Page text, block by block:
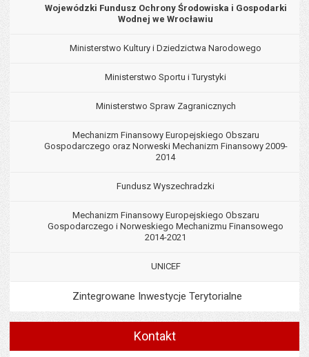
Wojewódzki Fundusz Ochrony Środowiska i Gospodarki
Wodnej we Wrocławiu
Ministerstwo Kultury i Dziedzictwa Narodowego
Ministerstwo Sportu i Turystyki
Ministerstwo Spraw Zagranicznych
Mechanizm Finansowy Europejskiego Obszaru
Gospodarczego oraz Norweski Mechanizm Finansowy 2009-
2014
Fundusz Wyszechradzki
Mechanizm Finansowy Europejskiego Obszaru
Gospodarczego i Norweskiego Mechanizmu Finansowego
2014-2021
UNICEF
Zintegrowane Inwestycje Terytorialne
Kontakt